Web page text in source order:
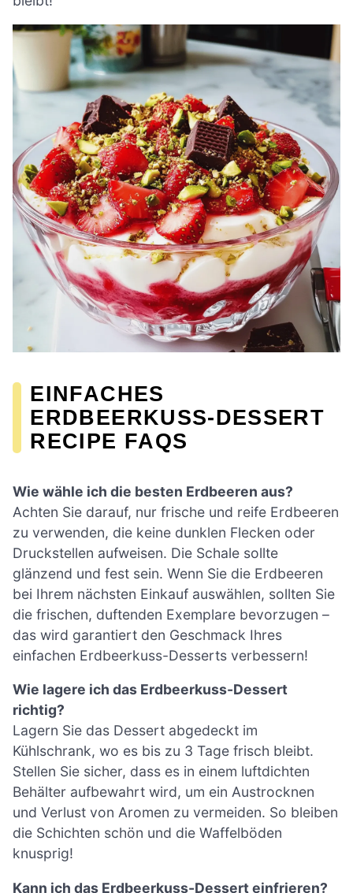
EINFACHES
ERDBEERKUSS-DESSERT
RECIPE FAQS
Wie wähle ich die besten Erdbeeren aus?
Achten Sie darauf, nur frische und reife Erdbeeren
zu verwenden, die keine dunklen Flecken oder
Druckstellen aufweisen. Die Schale sollte
glänzend und fest sein. Wenn Sie die Erdbeeren
bei Ihrem nächsten Einkauf auswählen, sollten Sie
die frischen, duftenden Exemplare bevorzugen –
das wird garantiert den Geschmack Ihres
einfachen Erdbeerkuss-Desserts verbessern!
Wie lagere ich das Erdbeerkuss-Dessert
richtig?
Lagern Sie das Dessert abgedeckt im
Kühlschrank, wo es bis zu 3 Tage frisch bleibt.
Stellen Sie sicher, dass es in einem luftdichten
Behälter aufbewahrt wird, um ein Austrocknen
und Verlust von Aromen zu vermeiden. So bleiben
die Schichten schön und die Waffelböden
knusprig!
Kann ich das Erdbeerkuss-Dessert einfrieren?